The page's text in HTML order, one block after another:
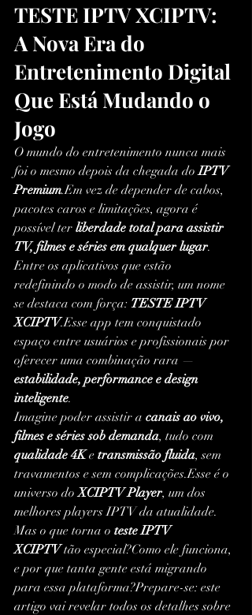
TESTE IPTV XCIPTV:
A Nova Era do
Entretenimento Digital
Que Está Mudando o
Jogo
O mundo do entretenimento nunca mais
foi o mesmo depois da chegada do IPTV
Premium.Em vez de depender de cabos,
pacotes caros e limitações, agora é
possível ter liberdade total para assistir
TV, filmes e séries em qualquer lugar.
Entre os aplicativos que estão
redefinindo o modo de assistir, um nome
se destaca com força: TESTE IPTV
XCIPTV.Esse app tem conquistado
espaço entre usuários e profissionais por
oferecer uma combinação rara —
estabilidade, performance e design
inteligente.
Imagine poder assistir a canais ao vivo,
filmes e séries sob demanda, tudo com
qualidade 4K e transmissão fluida, sem
travamentos e sem complicações.Esse é o
universo do XCIPTV Player, um dos
melhores players IPTV da atualidade.
Mas o que torna o teste IPTV
XCIPTV tão especial?Como ele funciona,
e por que tanta gente está migrando
para essa plataforma?Prepare-se: este
artigo vai revelar todos os detalhes sobre